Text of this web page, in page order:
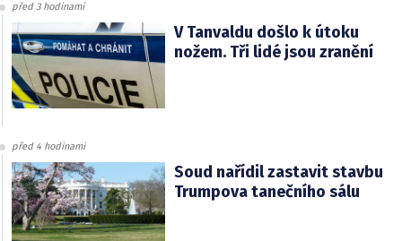
před 3 hodinami
V Tanvaldu došlo k útoku
nožem. Tři lidé jsou zranění
před 4 hodinami
Soud nařídil zastavit stavbu
Trumpova tanečního sálu